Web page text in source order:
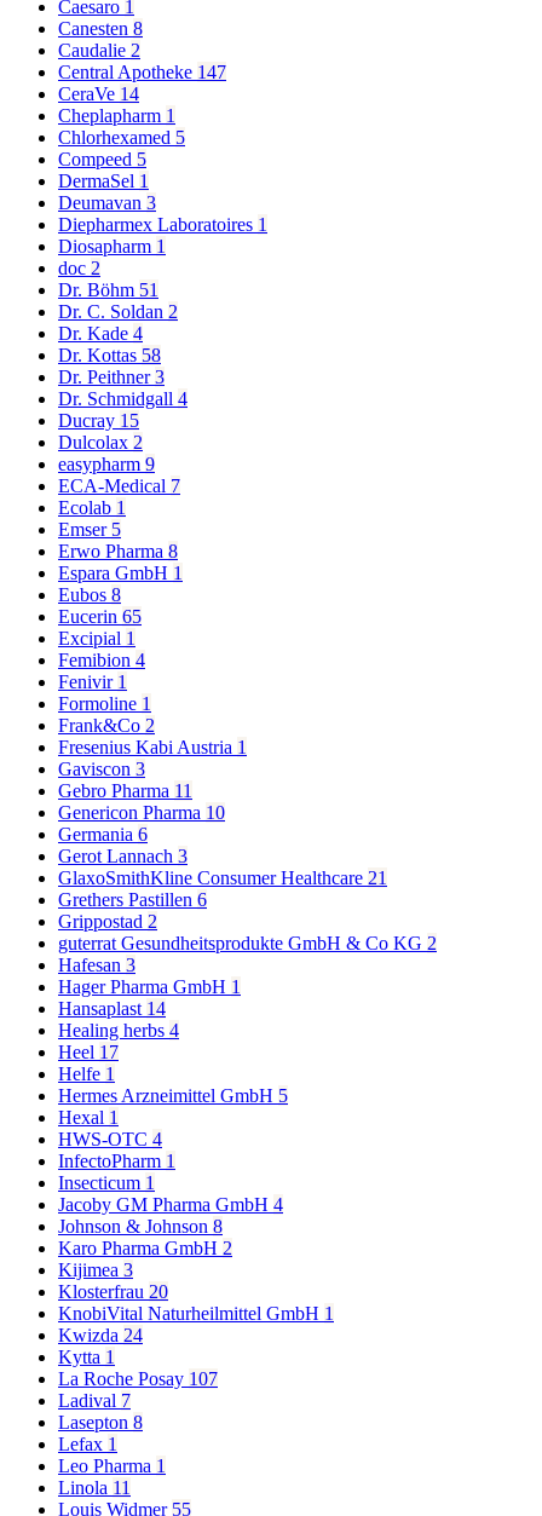
Caesaro 1
Canesten 8
Caudalie 2
Central Apotheke 147
CeraVe 14
Cheplapharm 1
Chlorhexamed 5
Compeed 5
DermaSel 1
Deumavan 3
Diepharmex Laboratoires 1
Diosapharm 1
doc 2
Dr. Böhm 51
Dr. C. Soldan 2
Dr. Kade 4
Dr. Kottas 58
Dr. Peithner3
Dr. Schmidgall 4
Ducray 15
Dulcolax 2
easypharm 9
ECA-Medical 7
Ecolab 1
Emser 5
Erwo Pharma 8
Espara GmbH 1
Eubos 8
Eucerin 65
Excipial 1
Femibion 4
Fenivir 1
Formoline 1
Frank&Co 2
Fresenius Kabi Austria 1
Gaviscon 3
Gebro Pharma 11
Genericon Pharma 10
Germania 6
Gerot Lannach 3
GlaxoSmithKline Consumer Healthcare 21
Grethers Pastillen 6
Grippostad 2
guterrat Gesundheitsprodukte GmbH & Co KG 2
Hafesan 3
Hager Pharma GmbH 1
Hansaplast 14
Healing herbs 4
Heel 17
Helfe 1
Hermes Arzneimittel GmbH 5
Hexal 1
HWS-OTC 4
InfectoPharm 1
Insecticum 1
Jacoby GM Pharma GmbH 4
Johnson & Johnson 8
Karo Pharma GmbH 2
Kijimea 3
Klosterfrau 20
KnobiVital Naturheilmittel GmbH 1
Kwizda 24
Kytta 1
La Roche Posay 107
Ladival 7
Lasepton 8
Lefax 1
Leo Pharma 1
Linola 11
Louis Widmer 55